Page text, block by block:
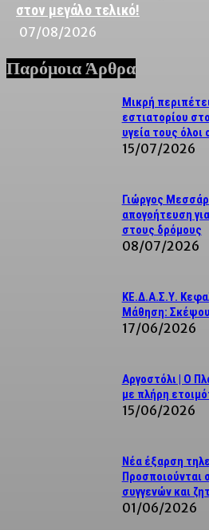
στον μεγάλο τελικό!
07/08/2026
Παρόμοια Άρθρα
Μικρή
εστιατορίου
υγεία τους όλοι
15/07/2026
Γιώργος
απογοήτευση
στους δρόμους
08/07/2026
ΚΕ.Δ.Α.Σ.Υ.
Μάθηση:
17/06/2026
Αργοστόλι | Ο
με πλήρη
15/06/2026
Νέα έξαρση
Προσποιούνται
συγγενών και
01/06/2026